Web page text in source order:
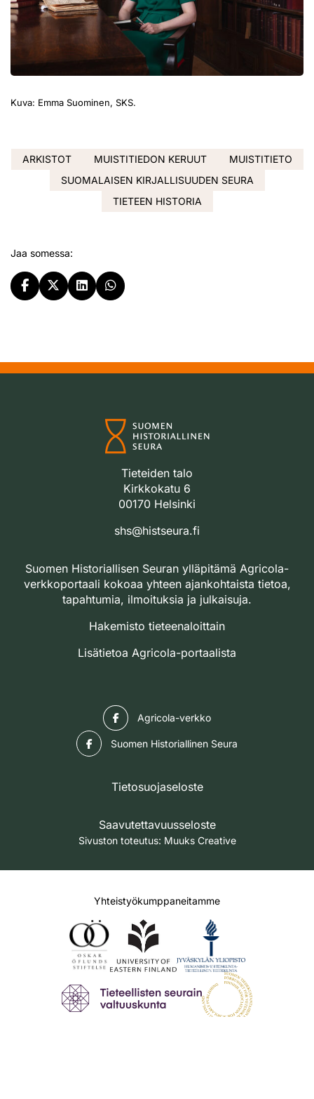
Kuva: Emma Suominen, SKS.
ARKISTOT MUISTITIEDON KERUUT
MUISTITIETO
SUOMALAISEN KIRJALLISUUDEN SEURA
TIETEEN HISTORIA
Jaa somessa:
Tieteiden talo
Kirkkokatu 6
00170 Helsinki
shs@histseura.fi
Suomen Historiallisen Seuran ylläpitämä Agricola-
verkkoportaali kokoaa yhteen ajankohtaista tietoa,
tapahtumia, ilmoituksia ja julkaisuja.
Hakemisto tieteenaloittain
Lisätietoa Agricola-portaalista
Agricola-verkko
Suomen Historiallinen Seura
Tietosuojaseloste
Saavutettavuusseloste
Sivuston toteutus: Muuks Creative
Yhteistyökumppaneitamme